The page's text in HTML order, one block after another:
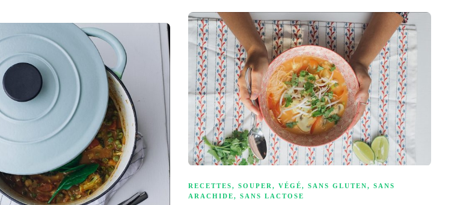
RECETTES, SOUPER , VÉGÉ, SANS GLUTEN, SANS
ARACHIDE, SANS LACTOSE